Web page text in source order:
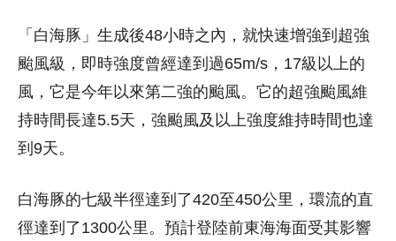
「白海豚」生成後48小時之內，就快速增強到超強
颱風級，即時強度曾經達到過65m/s，17級以上的
風，它是今年以來第二強的颱風。它的超強颱風維
持時間長達5.5天，強颱風及以上強度維持時間也達
到9天。
白海豚的七級半徑達到了420至450公里，環流的直
徑達到了1300公里。預計登陸前東海海面受其影響